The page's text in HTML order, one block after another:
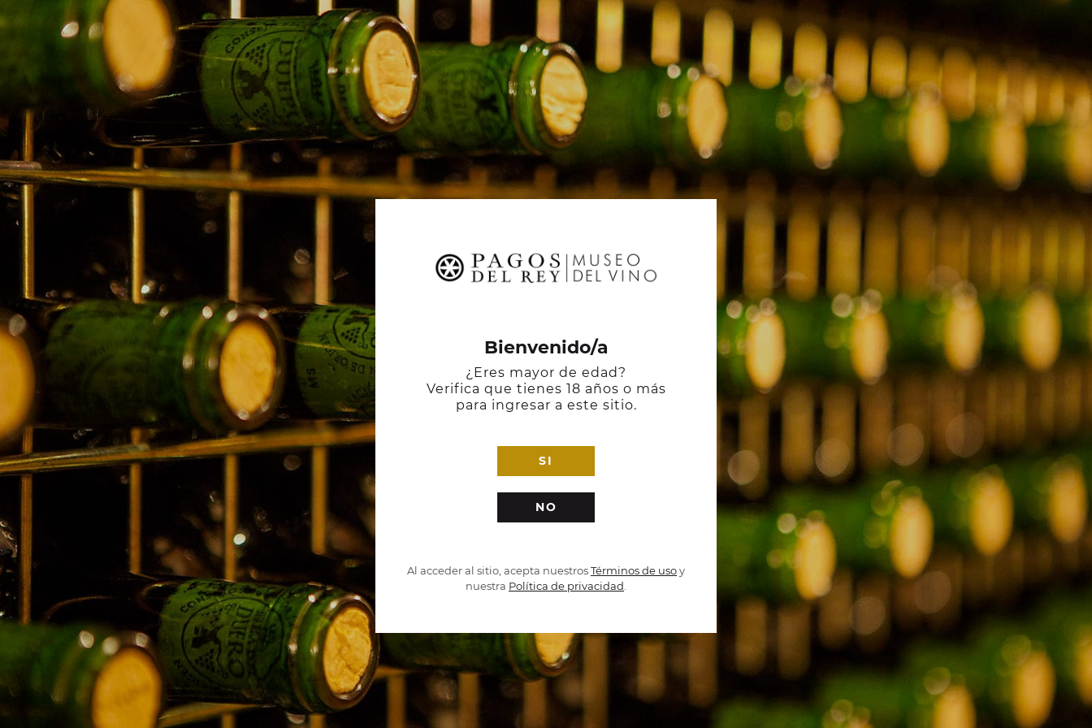
Bienvenido/a
¿Eres mayor de edad?
Verifica que tienes 18 años o más
para ingresar a este sitio.
SI
NO
Al acceder al sitio, acepta nuestrosTérminos de usoy
nuestra Política de privacidad